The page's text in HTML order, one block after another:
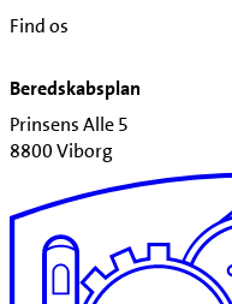
Find os
Beredskabsplan
Prinsens Alle 5
8800 Viborg